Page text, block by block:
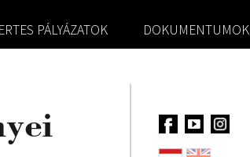
PÁLYÁZATOK DOKUMENTUMOK